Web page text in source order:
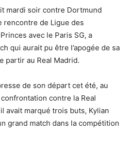
mardi soir contre Dortmund
rencontre de Ligue des
avec le Paris SG, a
qui aurait pu être l’apogée de sa
partir au Real Madrid.
de son départ cet été, au
contre la Real
avait marqué trois buts, Kylian
grand match dans la compétition